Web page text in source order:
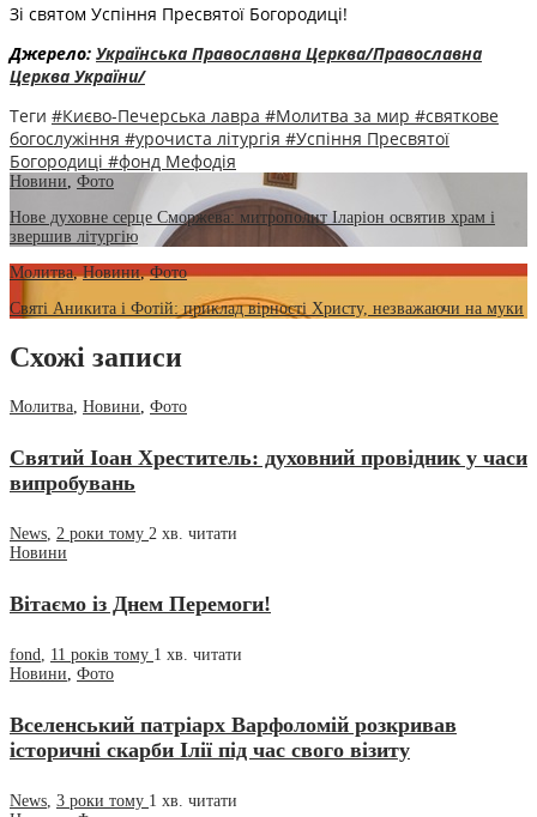
Зі святом Успіння Пресвятої Богородиці!
Джерело: Українська Православна Церква/Православна
Церква України/
Теги #Києво-Печерська лавра #Молитва за мир #святкове
богослужіння #урочиста літургія #Успіння Пресвятої
Богородиці #фонд Мефодія
Новини Фото
Нове духовне серце Сморжева: митрополит Іларіон освятив храм і
звершив літургію
Молитва,Новини,Фото
Святі Аникита і Фотій: приклад вірності Христу, незважаючи на муки
Схожі записи
Молитва, Новини, Фото
Святий Іоан Хреститель: духовний провідник у часи
випробувань
News, 2 роки тому 2 хв. читати
Новини
Вітаємо із Днем Перемоги!
fond, 11 років тому 1 хв. читати
Новини, Фото
Вселенський патріарх Варфоломій розкривав
історичні скарби Ілії під час свого візиту
News, 3 роки тому 1 хв. читати